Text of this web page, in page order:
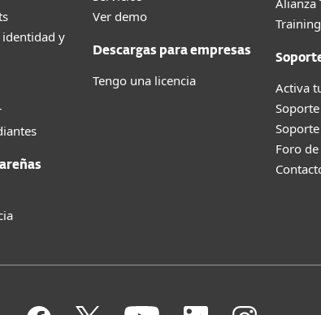
identidad y
Ver demo
Descargas para empresas
Tengo una licencia
Alianza
Activa
Foro